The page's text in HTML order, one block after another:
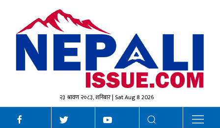
२३ श्रावण २०८३, शनिबार | Sat Aug 8 2026